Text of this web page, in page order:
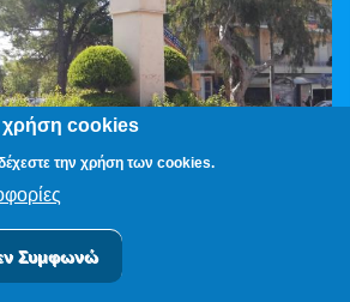
χρήση cookies
την χρήση των cookies.
Συμφωνώ